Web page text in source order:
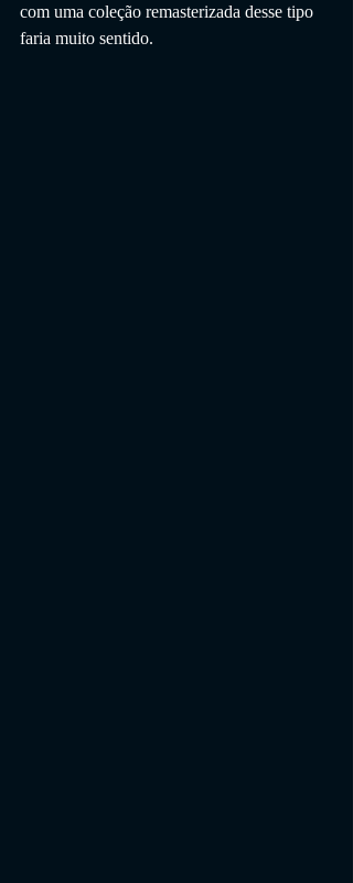
com uma coleção remasterizada desse tipo
faria muito sentido.